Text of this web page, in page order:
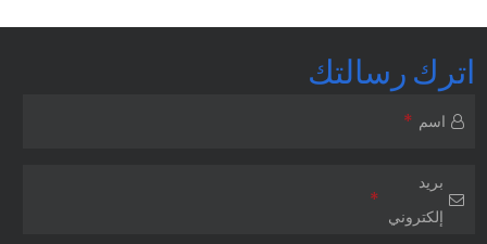
اترك رسالتك
اسم *
بريد
إلكتروني
*